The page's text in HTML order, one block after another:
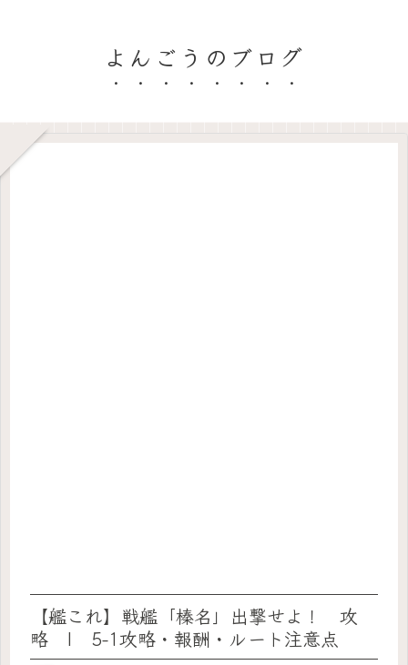
よんごうのブログ
【艦これ】戦艦「榛名」出撃せよ！ 攻
略 | 5-1攻略・報酬・ルート注意点